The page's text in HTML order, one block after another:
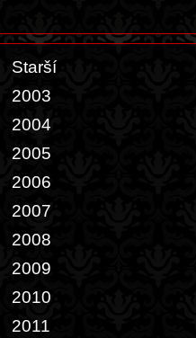
Starší
2003
2004
2005
2006
2007
2008
2009
2010
2011